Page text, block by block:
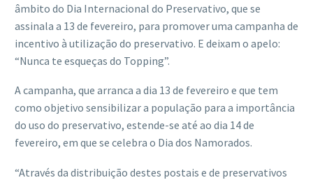
âmbito do Dia Internacional do Preservativo, que se
assinala a 13 de fevereiro, para promover uma campanha de
incentivo à utilização do preservativo. E deixam o apelo:
“Nunca te esqueças do Topping”.
A campanha, que arranca a dia 13 de fevereiro e que tem
como objetivo sensibilizar a população para a importância
do uso do preservativo, estende-se até ao dia 14 de
fevereiro, em que se celebra o Dia dos Namorados.
“Através da distribuição destes postais e de preservativos